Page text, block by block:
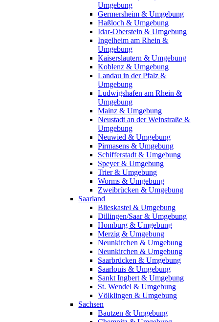
Umgebung
Germersheim & Umgebung
Haßloch & Umgebung
Idar-Oberstein & Umgebung
Ingelheim am Rhein &
Umgebung
Kaiserslautern & Umgebung
Koblenz & Umgebung
Landau in der Pfalz &
Umgebung
Ludwigshafen am Rhein &
Umgebung
Mainz & Umgebung
Neustadt an der Weinstraße &
Umgebung
Neuwied & Umgebung
Pirmasens & Umgebung
Schifferstadt & Umgebung
Speyer & Umgebung
Trier & Umgebung
Worms & Umgebung
Zweibrücken & Umgebung
Saarland
Blieskastel & Umgebung
Dillingen/Saar & Umgebung
Homburg & Umgebung
Merzig & Umgebung
Neunkirchen & Umgebung
Neunkirchen & Umgebung
Saarbrücken & Umgebung
Saarlouis & Umgebung
Sankt Ingbert & Umgebung
St. Wendel & Umgebung
Völklingen & Umgebung
Sachsen
Bautzen & Umgebung